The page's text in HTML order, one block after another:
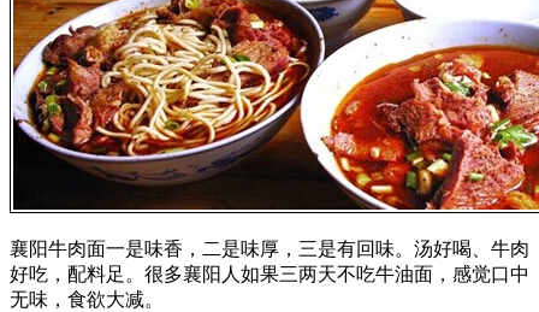
襄阳牛肉面一是味香，二是味厚，三是有回味。汤好喝、牛肉
好吃，配料足。很多襄阳人如果三两天不吃牛油面，感觉口中
无味，食欲大减。